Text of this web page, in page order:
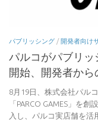
パブリッシング /開発者向け
パルコがパブリッ
開始、開発者か
8月19日、株式会社パル
「PARCO GAMES」を
入し、パルコ実店舗を活